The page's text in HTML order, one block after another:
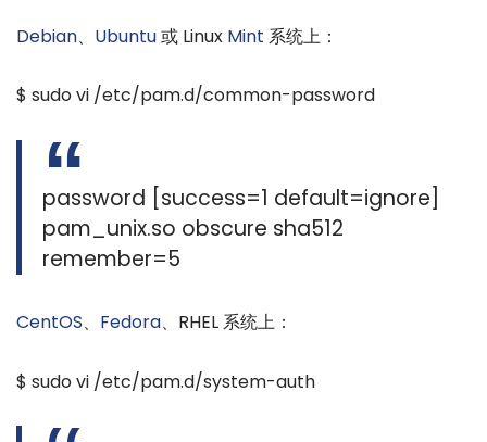
Debian、 Ubuntu或 Linux Mint 系统上：
$ sudo vi /etc/pam.d/common-password
password [success=1 default=ignore]
pam_unix.so obscure sha512
remember=5
CentOS、 Fedora、RHEL 系统上：
$ sudo vi /etc/pam.d/system-auth